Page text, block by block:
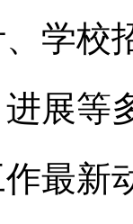
学校
展等
最新